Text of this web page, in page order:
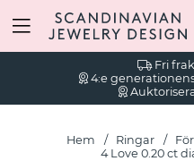
Fri
4:e
Hem Ringar
4 Love 0.20 ct